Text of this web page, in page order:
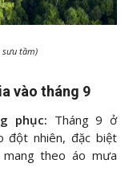
sưu tầm)
vào tháng 9
phục: Tháng 9 ở
đột nhiên, đặc biệt
theo áo mưa